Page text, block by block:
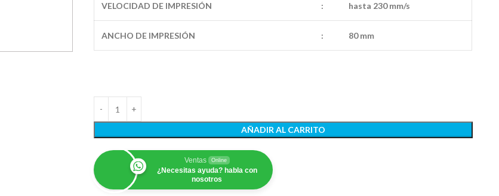
VELOCIDAD DE IMPRESIÓN : hasta 230 mm/s
ANCHO DE IMPRESIÓN : 80 mm
AÑADIR AL CARRITO
Ventas Online
¿Necesitas ayuda? habla con
nosotros